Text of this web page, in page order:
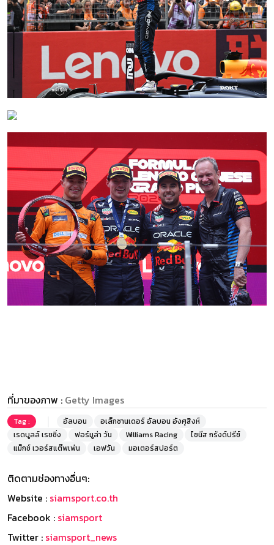
ที่มาของภาพ : Getty Images
Tag : อัลบอน
อเล็กซานเดอร์ อัลบอน อังศุสิงห์
เรดบูลล์ เรซซิ่ง
ฟอร์มูล่า วัน Williams Racing
ไชนีส กรังด์ปรีซ์
แม็กซ์ เวอร์สแต๊พเพ่น
เอฟวัน มอเตอร์สปอร์ต
ติดตามช่องทางอื่นๆ:
Website : siamsport.co.th
Facebook : siamsport
Twitter : siamsport_news